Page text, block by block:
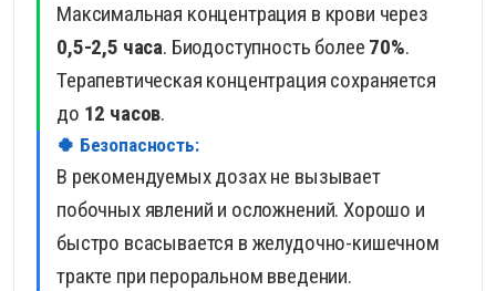
Максимальная концентрация в крови через
0,5-2,5 часа. Биодоступность более 70%.
Терапевтическая концентрация сохраняется
до 12 часов.
🍀 Безопасность:
В рекомендуемых дозах не вызывает
побочных явлений и осложнений. Хорошо и
быстро всасывается в желудочно-кишечном
тракте при пероральном введении.